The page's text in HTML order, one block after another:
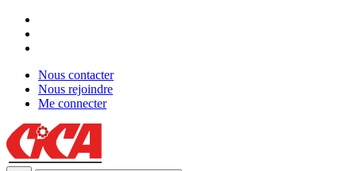
Nous contacter
Nous rejoindre
Me connecter